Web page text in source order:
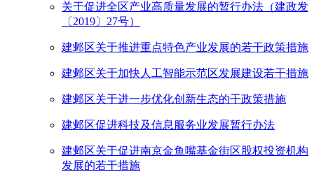
关于促进全区产业高质量发展的暂行办法（建政发
〔2019〕27号）
建邺区关于推进重点特色产业发展的若干政策措施
建邺区关于加快人工智能示范区发展建设若干措施
建邺区关于进一步优化创新生态的干政策措施
建邺区促进科技及信息服务业发展暂行办法
建邺区关于促进南京金鱼嘴基金街区股权投资机构
发展的若干措施